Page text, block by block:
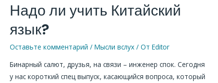
Надо ли учить Китайский
язык?
Оставьте комментарий / Мысли вслух / От Editor
Бинарный салют, друзья, на связи – инженер спок. Сегодня
у нас короткий спец выпуск, касающийся вопроса, который
Надо
ли
учить
Китайский